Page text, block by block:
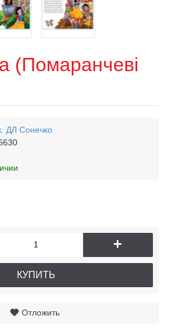
(Помаранчеві
ДЛ Сонечко
+
КУПИТЬ
Отложить